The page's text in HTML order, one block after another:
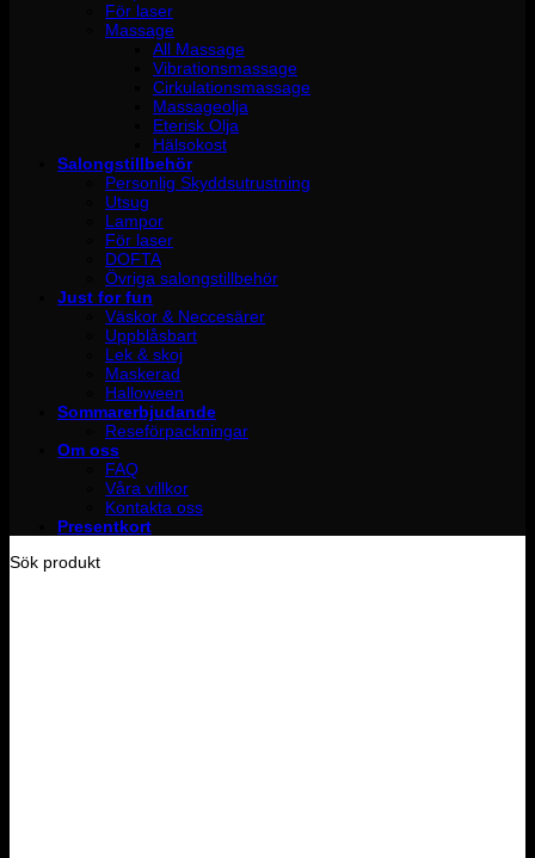
För laser
Massage
All Massage
Vibrationsmassage
Cirkulationsmassage
Massageolja
Eterisk Olja
Hälsokost
Salongstillbehör
Personlig Skyddsutrustning
Utsug
Lampor
För laser
DOFTA
Övriga salongstillbehör
Just for fun
Väskor & Neccesärer
Uppblåsbart
Lek & skoj
Maskerad
Halloween
Sommarerbjudande
Reseförpackningar
Om oss
FAQ
Våra villkor
Kontakta oss
Presentkort
Sök produkt